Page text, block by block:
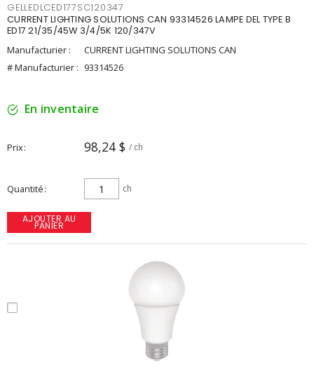
GELLEDLCED177SC120347
CURRENT LIGHTING SOLUTIONS CAN 93314526 LAMPE DEL TYPE B
ED17 21/35/45W 3/4/5K 120/347V
Manufacturier :
CURRENT LIGHTING SOLUTIONS CAN
# Manufacturier : 93314526
En inventaire
Prix 98,24 $ / ch
Quantité ch
AJOUTER AU
PANIER